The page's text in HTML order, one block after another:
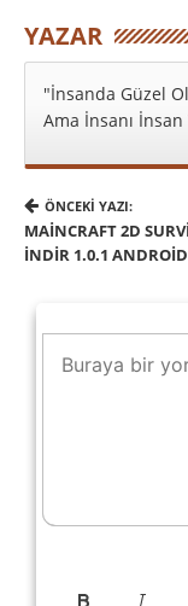
YAZAR
"İnsanda Güzel
Ama İnsanı
ÖNCEKI YAZI:
MAINCRAFT 2D
İNDIR 1.0.1 ANDROID